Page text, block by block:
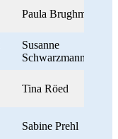
Paula Brughmans
Susanne
Schwarzmann
Tina Röed
Sabine Prehl